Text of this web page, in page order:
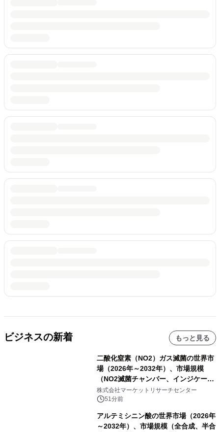
ビジネスの新着 もっと見る
二酸化窒素（NO2）ガス滅菌の世界市
場（2026年～2032年）、市場規模
（NO2滅菌チャンバー、インジケータ
ーおよびモニタリングシステム、その
他）・分析レポートを発表
株式会社マーケットリサーチセンター
51分前
アルテミシニン酸の世界市場（2026年
～2032年）、市場規模（全合成、半合